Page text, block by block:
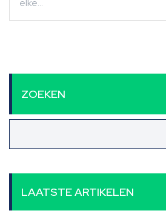
elke…
ZOEKEN
LAATSTE ARTIKELEN